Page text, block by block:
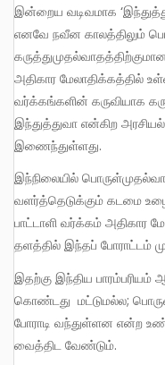
இன்றைய வடிவமாக
எனவே நவீன காலத்திலும்
அதிகார மேலாதிக்கத்தில்
வர்க்கங்களின் கருவியாக
இந்துத்துவா என்கிற
இணைந்துள்ளது.
இந்நிலையில் பொருள்முதல்வாதக் கண்ணோட்டத்தை பலப்படுத்தி
வளர்த்தெடுக்கும் கடமை
பாட்டாளி வர்க்கம்
தளத்தில் இந்தப் போராட்டம்
இதற்கு இந்திய பாரம்பரியம் ஆன்மிக கருத்துமுதல்வாத பாரம்பரியம்
கொண்டது மட்டுமல்ல;
போராடி வந்துள்ளன என்ற
வைத்திட வேண்டும்.